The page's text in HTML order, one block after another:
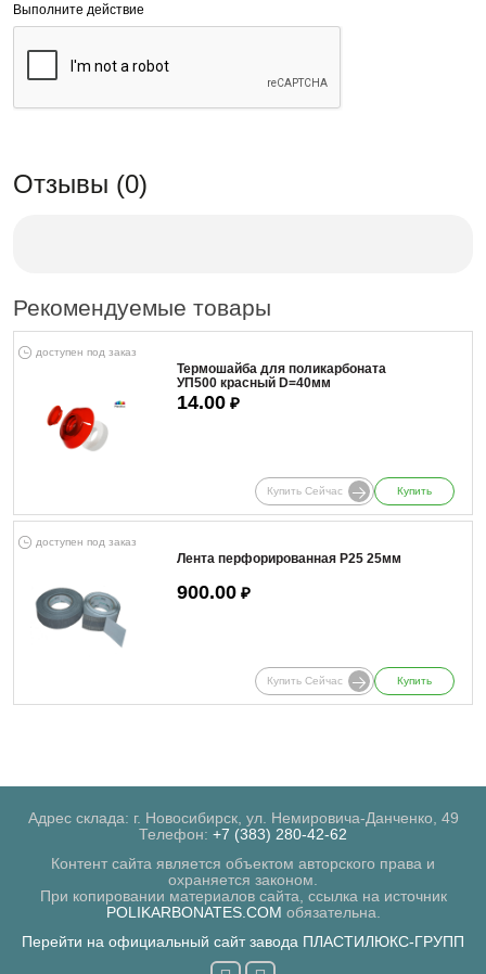
Выполните действие
Отзывы (0)
Рекомендуемые товары
доступен под заказ
Термошайба для поликарбоната
УП500 красный D=40мм
14.00 ₽
Купить Сейчас Купить
доступен под заказ
Лента перфорированная Р25 25мм
900.00 ₽
Купить Сейчас Купить
Адрес склада: г. Новосибирск, ул. Немировича-Данченко, 49
Телефон: +7 (383) 280-42-62
Контент сайта является объектом авторского права и
охраняется законом.
При копировании материалов сайта, ссылка на источник
POLIKARBONATES.COM обязательна.
Перейти на официальный сайт завода ПЛАСТИЛЮКС-ГРУПП